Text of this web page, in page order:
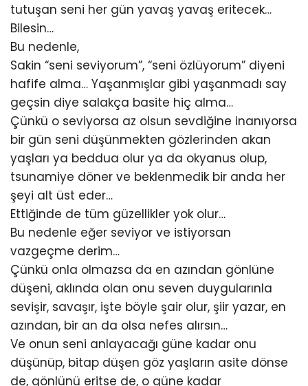
tutuşan seni her gün yavaş yavaş eritecek…
Bilesin…
Bu nedenle,
Sakin “seni seviyorum”, “seni özlüyorum” diyeni
hafife alma… Yaşanmışlar gibi yaşanmadı say
geçsin diye salakça basite hiç alma…
Çünkü o seviyorsa az olsun sevdiğine inanıyorsa
bir gün seni düşünmekten gözlerinden akan
yaşları ya beddua olur ya da okyanus olup,
tsunamiye döner ve beklenmedik bir anda her
şeyi alt üst eder…
Ettiğinde de tüm güzellikler yok olur…
Bu nedenle eğer seviyor ve istiyorsan
vazgeçme derim…
Çünkü onla olmazsa da en azından gönlüne
düşeni, aklında olan onu seven duygularınla
sevişir, savaşır, işte böyle şair olur, şiir yazar, en
azından, bir an da olsa nefes alırsın…
Ve onun seni anlayacağı güne kadar onu
düşünüp, bitap düşen göz yaşların asite dönse
de, gönlünü eritse de, o güne kadar